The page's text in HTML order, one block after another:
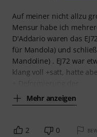
Auf meiner nicht allzu
Mensur habe ich
D'Addario waren das
für Mandola) und
Mandoline) . EJ72 war
klang voll +satt, hatte
Mehr anzeigen
2 0